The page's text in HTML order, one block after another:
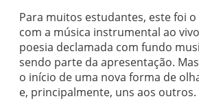
Para muitos estudantes, este foi
com a música instrumental ao
poesia declamada com fundo
sendo parte da apresentação.
o início de uma nova forma de
e, principalmente, uns aos outros.